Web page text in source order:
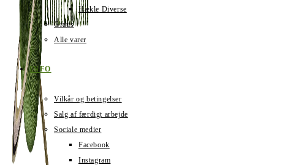
Hækle Diverse
Gratis
Alle varer
INFO
Vilkår og betingelser
Salg af færdigt arbejde
Sociale medier
Facebook
Instagram